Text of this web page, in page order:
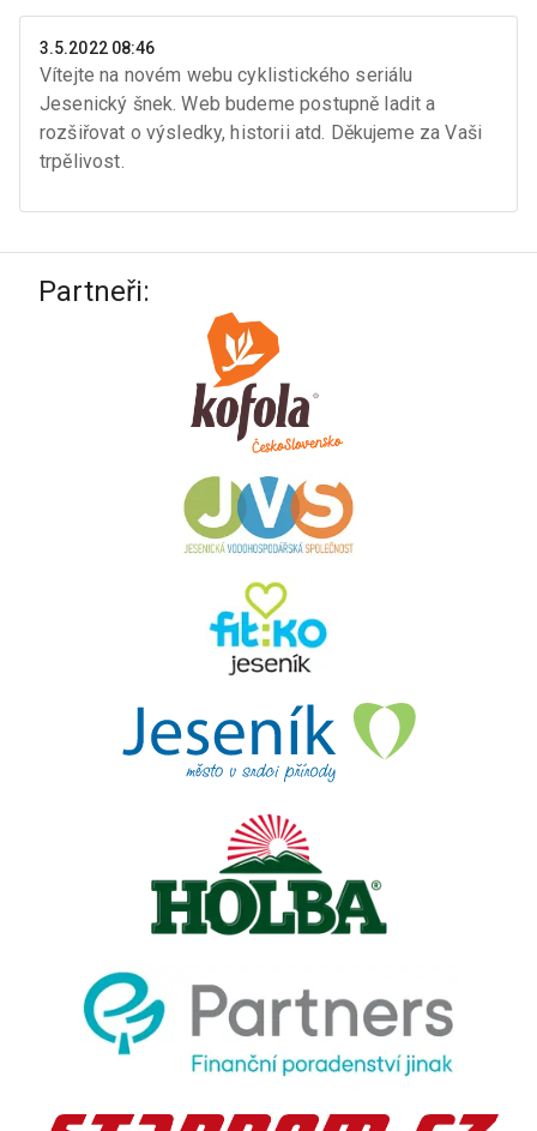
3.5.2022 08:46
Vítejte na novém webu cyklistického seriálu
Jesenický šnek. Web budeme postupně ladit a
rozšiřovat o výsledky, historii atd. Děkujeme za Vaši
trpělivost.
Partneři: